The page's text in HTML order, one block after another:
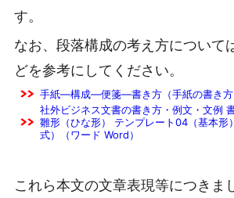
す。
なお、段落構成の考え方について
どを参考にしてください。
手紙―構成―便箋―書き方（手紙の書き方
社外ビジネス文書の書き方・例文・文例
雛形（ひな形） テンプレート04（基本形
式）（ワード Word）
これら本文の文章表現等につきま